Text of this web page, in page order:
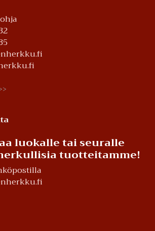
luokalle tai seuralle
tuotteitamme!